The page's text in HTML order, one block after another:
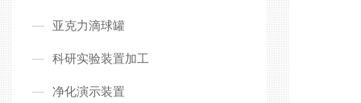
亚克力滴球罐
科研实验装置加工
净化演示装置